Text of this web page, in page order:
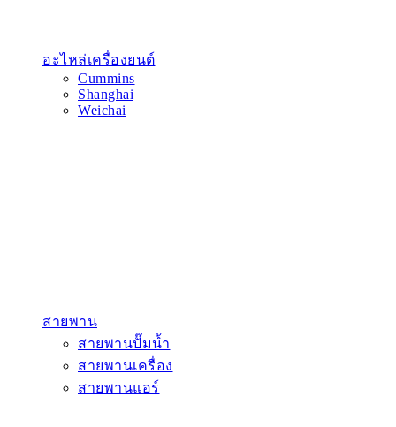
อะไหล่เครื่องยนต์
Cummins
Shanghai
Weichai
สายพาน
สายพานปั๊มน้ำ
สายพานเครื่อง
สายพานแอร์